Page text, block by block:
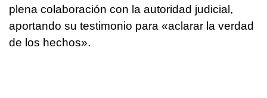
plena colaboración con la autoridad judicial,
aportando su testimonio para «aclarar la verdad
de los hechos».